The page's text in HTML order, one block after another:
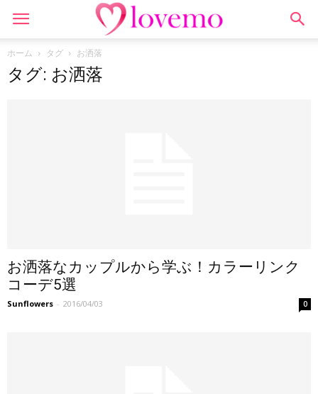
ホーム タグ お洒落
タグ: お洒落
お洒落なカップルから学ぶ！カラーリンク
コーデ5選
Sunflowers - 2016/04/03 0